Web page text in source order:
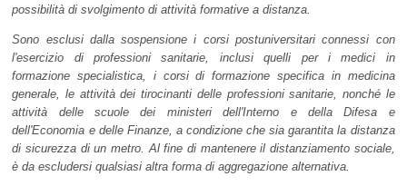
possibilità di svolgimento di attività formative a distanza.
Sono esclusi dalla sospensione i corsi postuniversitari connessi con
l'esercizio di professioni sanitarie, inclusi quelli per i medici in
formazione specialistica, i corsi di formazione specifica in medicina
generale, le attività dei tirocinanti delle professioni sanitarie, nonché le
attività delle scuole dei ministeri dell'Interno e della Difesa e
dell'Economia e delle Finanze, a condizione che sia garantita la distanza
di sicurezza di un metro. Al fine di mantenere il distanziamento sociale,
è da escludersi qualsiasi altra forma di aggregazione alternativa.